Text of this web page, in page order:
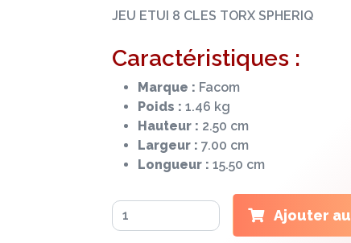
JEU ETUI 8 CLES TORX SPHERIQ
Caractéristiques :
Marque : Facom
Poids : 1.46 kg
Hauteur : 2.50 cm
Largeur : 7.00 cm
Longueur : 15.50 cm
Ajouter